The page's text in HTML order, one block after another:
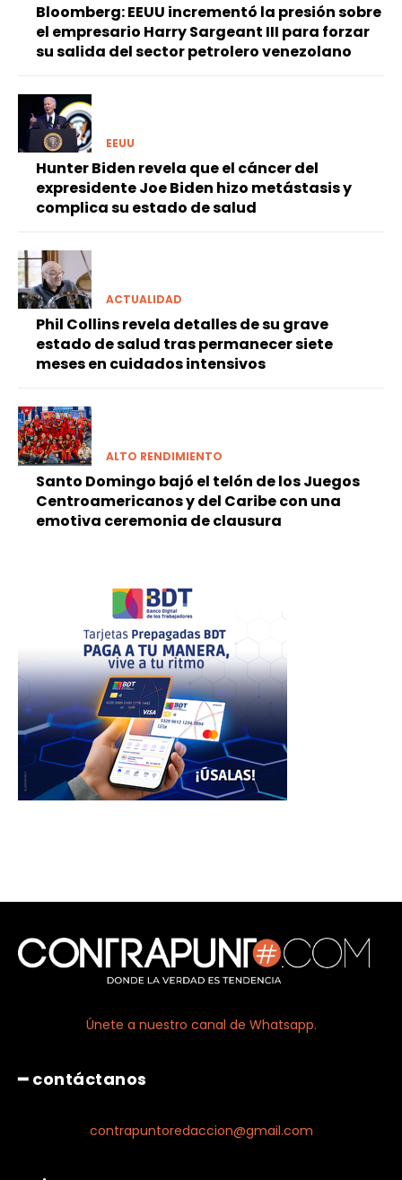
Bloomberg: EEUU incrementó la presión sobre
el empresario Harry Sargeant III para forzar
su salida del sector petrolero venezolano
EEUU
Hunter Biden revela que el cáncer del
expresidente Joe Biden hizo metástasis y
complica su estado de salud
ACTUALIDAD
Phil Collins revela detalles de su grave
estado de salud tras permanecer siete
meses en cuidados intensivos
ALTO RENDIMIENTO
Santo Domingo bajó el telón de los Juegos
Centroamericanos y del Caribe con una
emotiva ceremonia de clausura
Únete a nuestro canal de Whatsapp.
━ contáctanos
contrapuntoredaccion@gmail.com